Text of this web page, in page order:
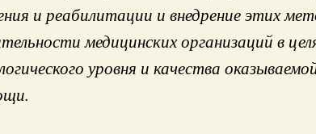
и реабилитации и внедрение этих
медицинских организаций в
уровня и качества
2 июля 2026 года